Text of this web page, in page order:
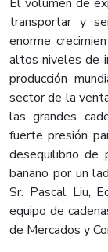
transportar y
enorme
altos niveles de
producción
sector de la
las grandes
fuerte presión
desequilibrio de
banano por un
Sr. Pascal Liu,
equipo de
de Mercados y